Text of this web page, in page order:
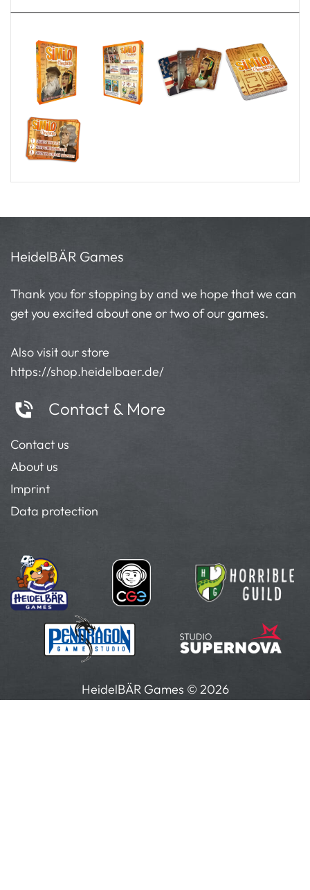
HeidelBÄR Games
Thank you for stopping by and we hope that we can
get you excited about one or two of our games.
Also visit our store
https://shop.heidelbaer.de/
Contact & More
Contact us
About us
Imprint
Data protection
HeidelBÄR Games © 2026